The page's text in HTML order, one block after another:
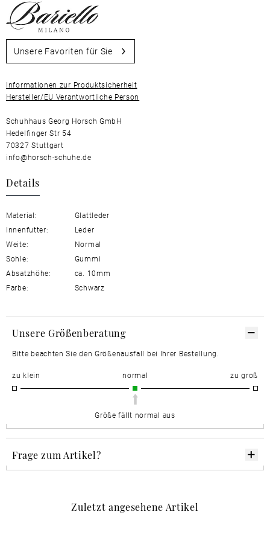
Unsere Favoriten für Sie
Informationen zur Produktsicherheit
Hersteller/EU Verantwortliche Person
Schuhhaus Georg Horsch GmbH
Hedelfinger Str 54
70327 Stuttgart
info@horsch-schuhe.de
Details
Material:
Glattleder
Innenfutter:
Leder
Weite:
Normal
Sohle:
Gummi
Absatzhöhe:
ca. 10mm
Farbe:
Schwarz
Unsere Größenberatung
Bitte beachten Sie den Größenausfall bei Ihrer Bestellung.
zu klein normal zu groß
Größe fällt normal aus
Frage zum Artikel?
Zuletzt angesehene Artikel